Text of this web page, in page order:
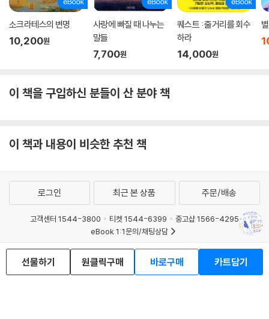
소크라테스의 변명
10,200원
사랑에 빠질 때 나누는
말들
7,700원
퀘스트 : 줄거리를 회수
하라
14,000원
이 책을 구입하신 분들이 산 분야 책
이 책과 내용이 비슷한 추천 책
선물하기 원클릭구매 바로구매 카트담기
로그인 최근 본 상품 주문/배송
고객센터 1544-3800 티켓 1544-6399
중고샵 1566-4295
eBook 1:1문의/채팅상담
예스이십사(주) 사업자 정보
이용약관
개인정보처리방침
청소년보호정책